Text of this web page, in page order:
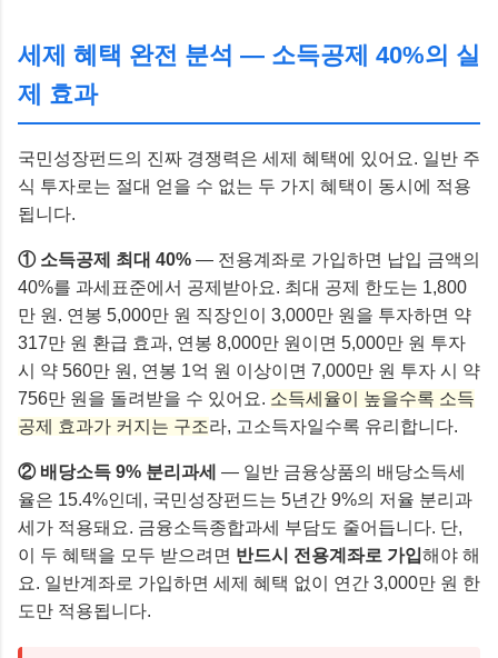
세제 혜택 완전 분석 — 소득공제 40%의 실
제 효과
국민성장펀드의 진짜 경쟁력은 세제 혜택에 있어요. 일반 주
식 투자로는 절대 얻을 수 없는 두 가지 혜택이 동시에 적용
됩니다.
① 소득공제 최대 40% — 전용계좌로 가입하면 납입 금액의
40%를 과세표준에서 공제받아요. 최대 공제 한도는 1,800
만 원. 연봉 5,000만 원 직장인이 3,000만 원을 투자하면 약
317만 원 환급 효과, 연봉 8,000만 원이면 5,000만 원 투자
시 약 560만 원, 연봉 1억 원 이상이면 7,000만 원 투자 시 약
756만 원을 돌려받을 수 있어요. 소득세율이 높을수록 소득
공제 효과가 커지는 구조라, 고소득자일수록 유리합니다.
② 배당소득 9% 분리과세 — 일반 금융상품의 배당소득세
율은 15.4%인데, 국민성장펀드는 5년간 9%의 저율 분리과
세가 적용돼요. 금융소득종합과세 부담도 줄어듭니다. 단,
이 두 혜택을 모두 받으려면 반드시 전용계좌로 가입해야 해
요. 일반계좌로 가입하면 세제 혜택 없이 연간 3,000만 원 한
도만 적용됩니다.